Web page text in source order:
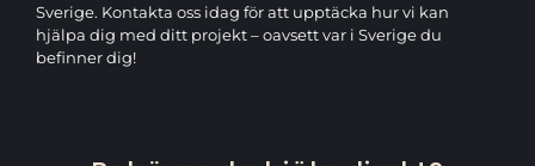
Sverige. Kontakta oss idag för att upptäcka hur vi kan
hjälpa dig med ditt projekt – oavsett var i Sverige du
befinner dig!